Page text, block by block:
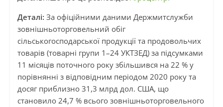
Деталі: За офіційними даними Держмитслужби
зовнішньоторговельний обіг
сільськогосподарської продукції та продовольчих
товарів (товарні групи 1–24 УКТЗЕД) за підсумками
11 місяців поточного року збільшився на 22 % у
порівнянні з відповідним періодом 2020 року та
досяг приблизно 31,3 млрд дол. США, що
становило 24,7 % всього зовнішньоторговельного